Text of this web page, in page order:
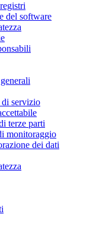
del software
servizio
terze parti
monitoraggio
dei dati